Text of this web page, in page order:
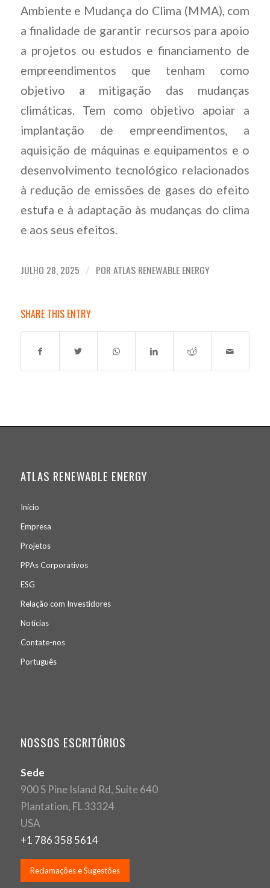
Ambiente e Mudança do Clima (MMA), com
a finalidade de garantir recursos para apoio
a projetos ou estudos e financiamento de
empreendimentos que tenham como
objetivo a mitigação das mudanças
climáticas. Tem como objetivo apoiar a
implantação de empreendimentos, a
aquisição de máquinas e equipamentos e o
desenvolvimento tecnológico relacionados
à redução de emissões de gases do efeito
estufa e à adaptação às mudanças do clima
e aos seus efeitos.
JULHO 28, 2025 / POR ATLAS RENEWABLE ENERGY
SHARE THIS ENTRY
ATLAS RENEWABLE ENERGY
Início
Empresa
Projetos
PPAsCorporativos
ESG
Relação com Investidores
Notícias
Contate-nos
Português
NOSSOS ESCRITÓRIOS
Sede
900 S Pine Island Rd, Suite 640
Plantation, FL 33324
USA
+1 786 358 5614
Reclamações e Sugestões